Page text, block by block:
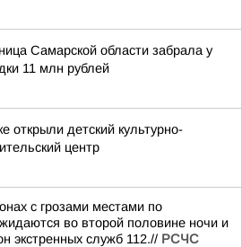
Самарской области забрала у
11 млн рублей
открыли детский культурно-
центр
с грозами местами по
во второй половине ночи и
экстренных служб 112.// РСЧС